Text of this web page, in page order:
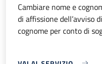
Cambiare nome e
di affissione dell’avviso
cognome per conto di